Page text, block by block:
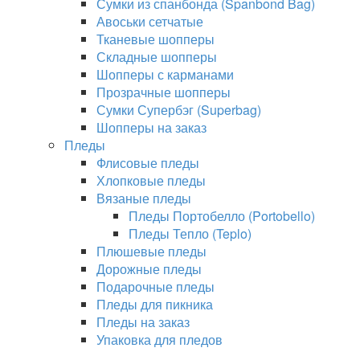
Авоськи сетчатые
Тканевые шопперы
Складные шопперы
Шопперы с карманами
Прозрачные шопперы
Сумки Супербэг (Superbag)
Шопперы на заказ
Пледы
Флисовые пледы
Хлопковые пледы
Вязаные пледы
Пледы Портобелло (Portobello)
Пледы Тепло (Teplo)
Плюшевые пледы
Дорожные пледы
Подарочные пледы
Пледы для пикника
Пледы на заказ
Упаковка для пледов